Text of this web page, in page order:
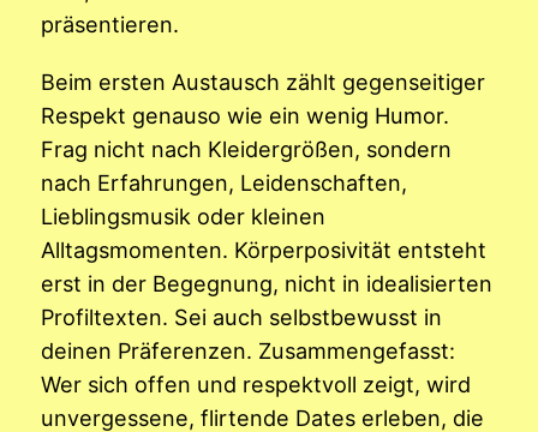
präsentieren.
Beim ersten Austausch zählt gegenseitiger
Respekt genauso wie ein wenig Humor.
Frag nicht nach Kleidergrößen, sondern
nach Erfahrungen, Leidenschaften,
Lieblingsmusik oder kleinen
Alltagsmomenten. Körperposivität entsteht
erst in der Begegnung, nicht in idealisierten
Profiltexten. Sei auch selbstbewusst in
deinen Präferenzen. Zusammengefasst:
Wer sich offen und respektvoll zeigt, wird
unvergessene, flirtende Dates erleben, die